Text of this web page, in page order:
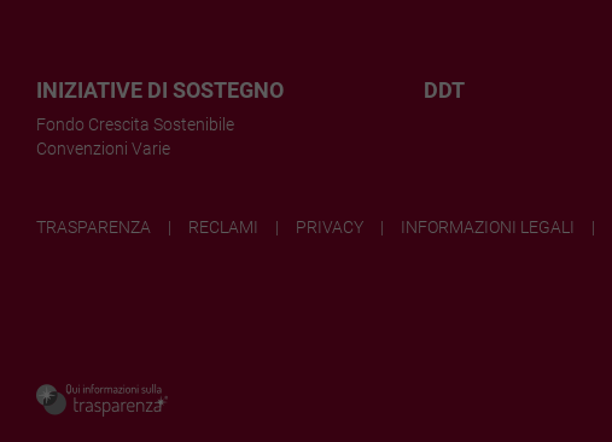
INIZIATIVE DI SOSTEGNO
Fondo Crescita Sostenibile
Convenzioni Varie
DDT
TRASPARENZA RECLAMI PRIVACY INFORMAZIONI LEGALI